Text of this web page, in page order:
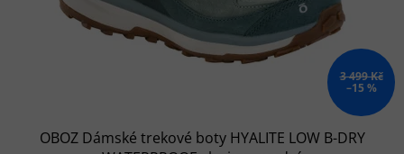
3 499 Kč
–15 %
OBOZ Dámské trekové boty HYALITE LOW B-DRY